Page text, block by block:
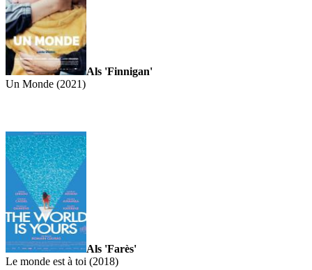
Als 'Finnigan'
Un Monde (2021)
Als 'Farès'
Le monde est à toi (2018)